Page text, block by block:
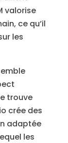
valorise
ce qu’il
les
trouve
crée des
adaptée
les